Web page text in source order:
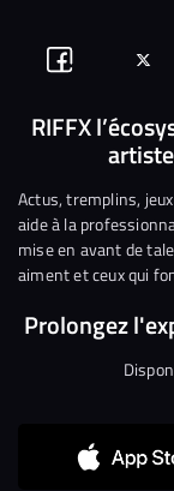
Continuer sans
Suivez-
nous
Facebook
RIFFX
Actus, tremplins,
aide à la
mise en avant de
aiment et ceux qui
Prolongez